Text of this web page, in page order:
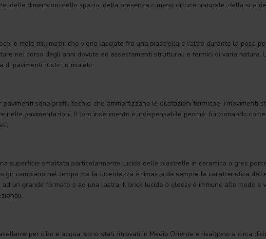
delle dimensioni dello spazio, della presenza o meno di luce naturale, della sua
o molti millimetri, che viene lasciato fra una piastrella e l'altra durante la posa
nel corso degli anni dovute ad assestamenti strutturali e termici di varia
di pavimenti rustici o muretti.
pavimenti sono profili tecnici che ammortizzano le dilatazioni termiche, i
nelle pavimentazioni. Il loro inserimento è indispensabile perché, funzionando
superficie smaltata particolarmente lucida delle piastrelle in ceramica o gres
cambiano nel tempo ma la lucentezza è rimasta da sempre la caratteristica
un grande formato o ad una lastra. Il brick lucido o glossy è immune alle mode
per cibo e acqua, sono stati ritrovati in Medio Oriente e risalgono a circa